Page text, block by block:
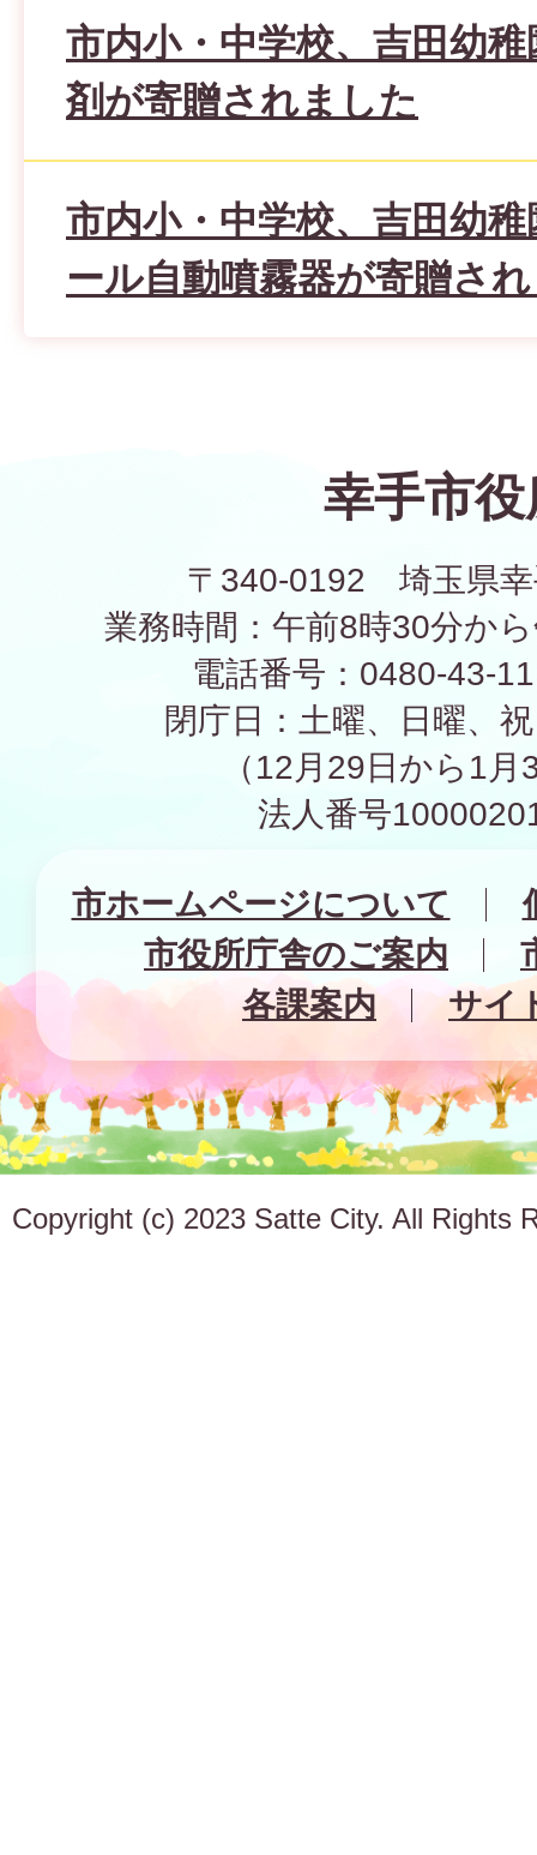
市内小・中学校、吉田幼
剤が寄贈されました
市内小・中学校、吉田幼
ール自動噴霧器が寄贈さ
幸手市役
〒340-0192 埼玉県幸
業務時間：午前8時30分か
電話番号：0480-43-
閉庁日：土曜、日曜、
（12月29日から1
法人番号
市ホームページについて
市役所庁舎のご案内
各課案内
サイ
Copyright (c) 2023 Satte City. All Rights